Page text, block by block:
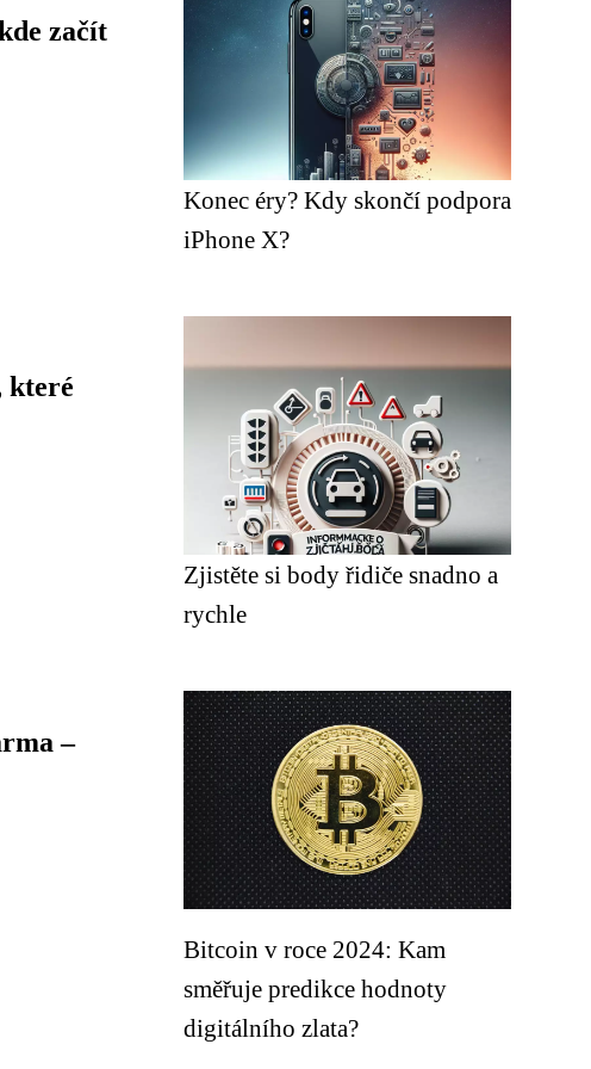
začít
které
–
Konec éry? Kdy skončí podpora
iPhone X?
Zjistěte si body řidiče snadno a
rychle
Bitcoin v roce 2024: Kam
směřuje predikce hodnoty
digitálního zlata?